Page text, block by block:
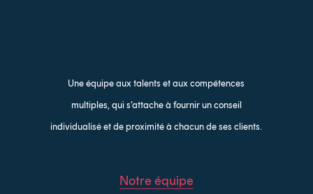
Une équipe aux talents et aux compétences
multiples, qui s’attache à fournir un conseil
individualisé et de proximité à chacun de ses clients.
Notre équipe